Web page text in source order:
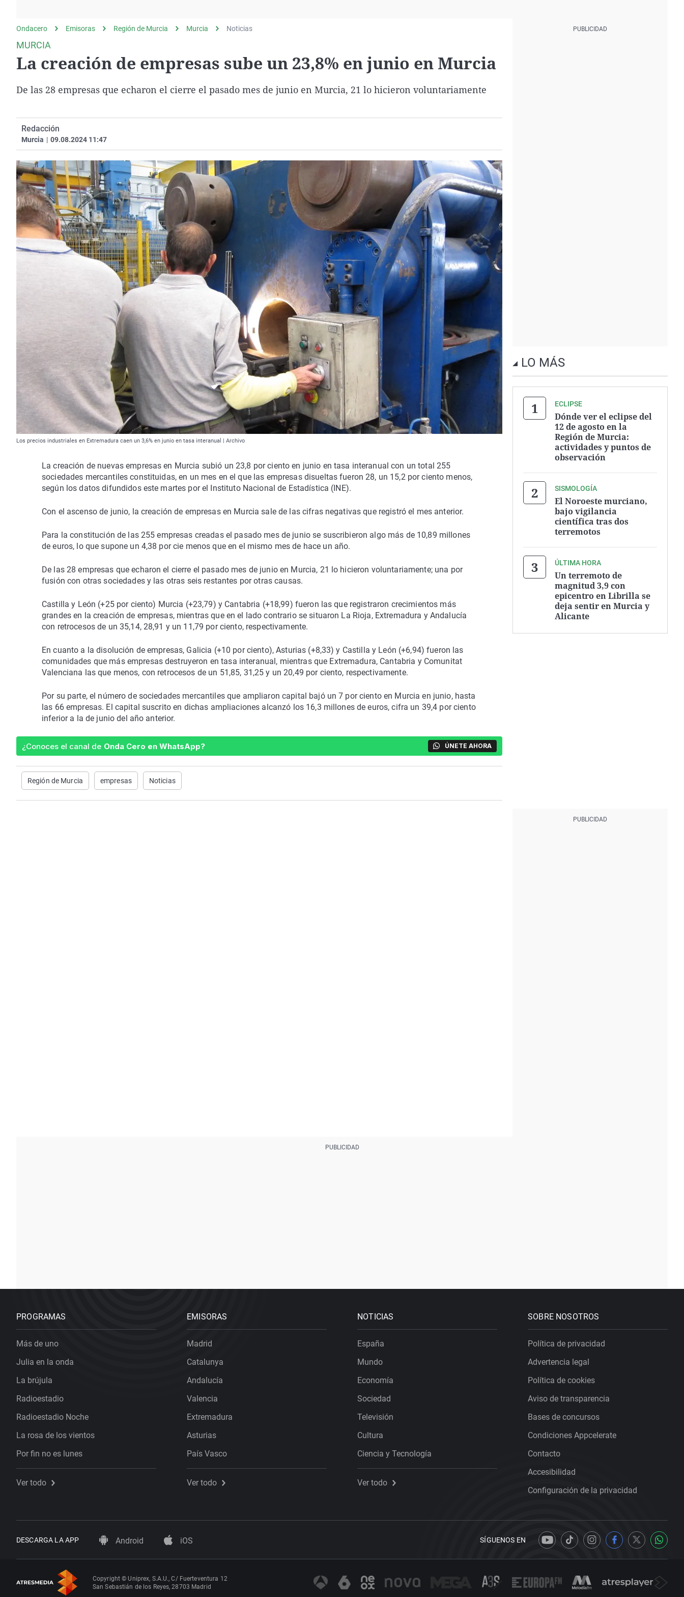
Negra
Ondacero Emisoras Región de Murcia Murcia Noticias
MURCIA
La creación de empresas sube un 23,8% en junio en Murcia
De las 28 empresas que echaron el cierre el pasado mes de junio en Murcia, 21 lo hicieron voluntariamente
Redacción
Murcia | 09.08.2024 11:47
Los precios industriales en Extremadura caen un 3,6% en junio en tasa interanual | Archivo
La creación de nuevas empresas en Murcia subió un 23,8 por ciento en junio en tasa interanual con un total 255
sociedades mercantiles constituidas, en un mes en el que las empresas disueltas fueron 28, un 15,2 por ciento menos,
según los datos difundidos este martes por el Instituto Nacional de Estadística (INE).
Con el ascenso de junio, la creación de empresas en Murcia sale de las cifras negativas que registró el mes anterior.
Para la constitución de las 255 empresas creadas el pasado mes de junio se suscribieron algo más de 10,89 millones
de euros, lo que supone un 4,38 por cie menos que en el mismo mes de hace un año.
De las 28 empresas que echaron el cierre el pasado mes de junio en Murcia, 21 lo hicieron voluntariamente; una por
fusión con otras sociedades y las otras seis restantes por otras causas.
Castilla y León (+25 por ciento) Murcia (+23,79) y Cantabria (+18,99) fueron las que registraron crecimientos más
grandes en la creación de empresas, mientras que en el lado contrario se situaron La Rioja, Extremadura y Andalucía
con retrocesos de un 35,14, 28,91 y un 11,79 por ciento, respectivamente.
En cuanto a la disolución de empresas, Galicia (+10 por ciento), Asturias (+8,33) y Castilla y León (+6,94) fueron las
comunidades que más empresas destruyeron en tasa interanual, mientras que Extremadura, Cantabria y Comunitat
Valenciana las que menos, con retrocesos de un 51,85, 31,25 y un 20,49 por ciento, respectivamente.
Por su parte, el número de sociedades mercantiles que ampliaron capital bajó un 7 por ciento en Murcia en junio, hasta
las 66 empresas. El capital suscrito en dichas ampliaciones alcanzó los 16,3 millones de euros, cifra un 39,4 por ciento
inferior a la de junio del año anterior.
¿Conoces el canal de Onda Cero en WhatsApp? ÚNETE AHORA
Región de Murcia empresas Noticias
LO MÁS
ECLIPSE
Dónde ver el eclipse del
12 de agosto en la
Región de Murcia:
actividades y puntos de
observación
SISMOLOGÍA
El Noroeste murciano,
bajo vigilancia
científica tras dos
terremotos
ÚLTIMA HORA
Un terremoto de
magnitud 3,9 con
epicentro en Librilla se
deja sentir en Murcia y
Alicante
PROGRAMAS
Más de uno
Julia en la onda
La brújula
Radioestadio
Radioestadio Noche
La rosa de los vientos
Por fin no es lunes
Ver todo
EMISORAS
Madrid
Catalunya
Andalucía
Valencia
Extremadura
Asturias
País Vasco
Ver todo
NOTICIAS
España
Mundo
Economía
Sociedad
Televisión
Cultura
Ciencia y Tecnología
Ver todo
SOBRE NOSOTROS
Política de privacidad
Advertencia legal
Política de cookies
Aviso de transparencia
Bases de concursos
Condiciones Appcelerate
Contacto
Accesibilidad
Configuración de la privacidad
DESCARGA LA APP Android iOS SÍGUENOS EN
Copyright © Uniprex, S.A.U., C/ Fuerteventura 12
San Sebastián de los Reyes, 28703 Madrid